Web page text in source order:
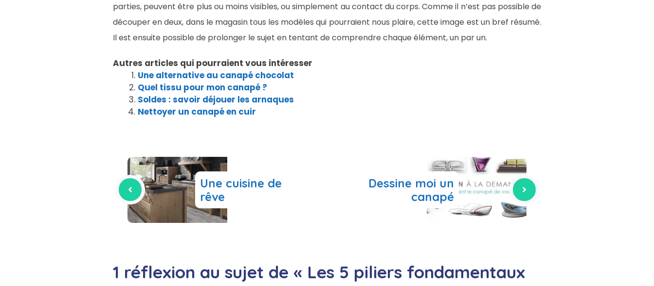
parties, peuvent être plus ou moins visibles, ou simplement au contact du corps. Comme il n’est pas possible de
découper en deux, dans le magasin tous les modèles qui pourraient nous plaire, cette image est un bref résumé.
Il est ensuite possible de prolonger le sujet en tentant de comprendre chaque élément, un par un.
Autres articles qui pourraient vous intéresser
Une alternative au canapé chocolat
Quel tissu pour mon canapé ?
Soldes : savoir déjouer les arnaques
Nettoyer un canapé en cuir
Une cuisine de
rêve
Dessine moi un
canapé
1 réflexion au sujet de « Les 5 piliers fondamentaux